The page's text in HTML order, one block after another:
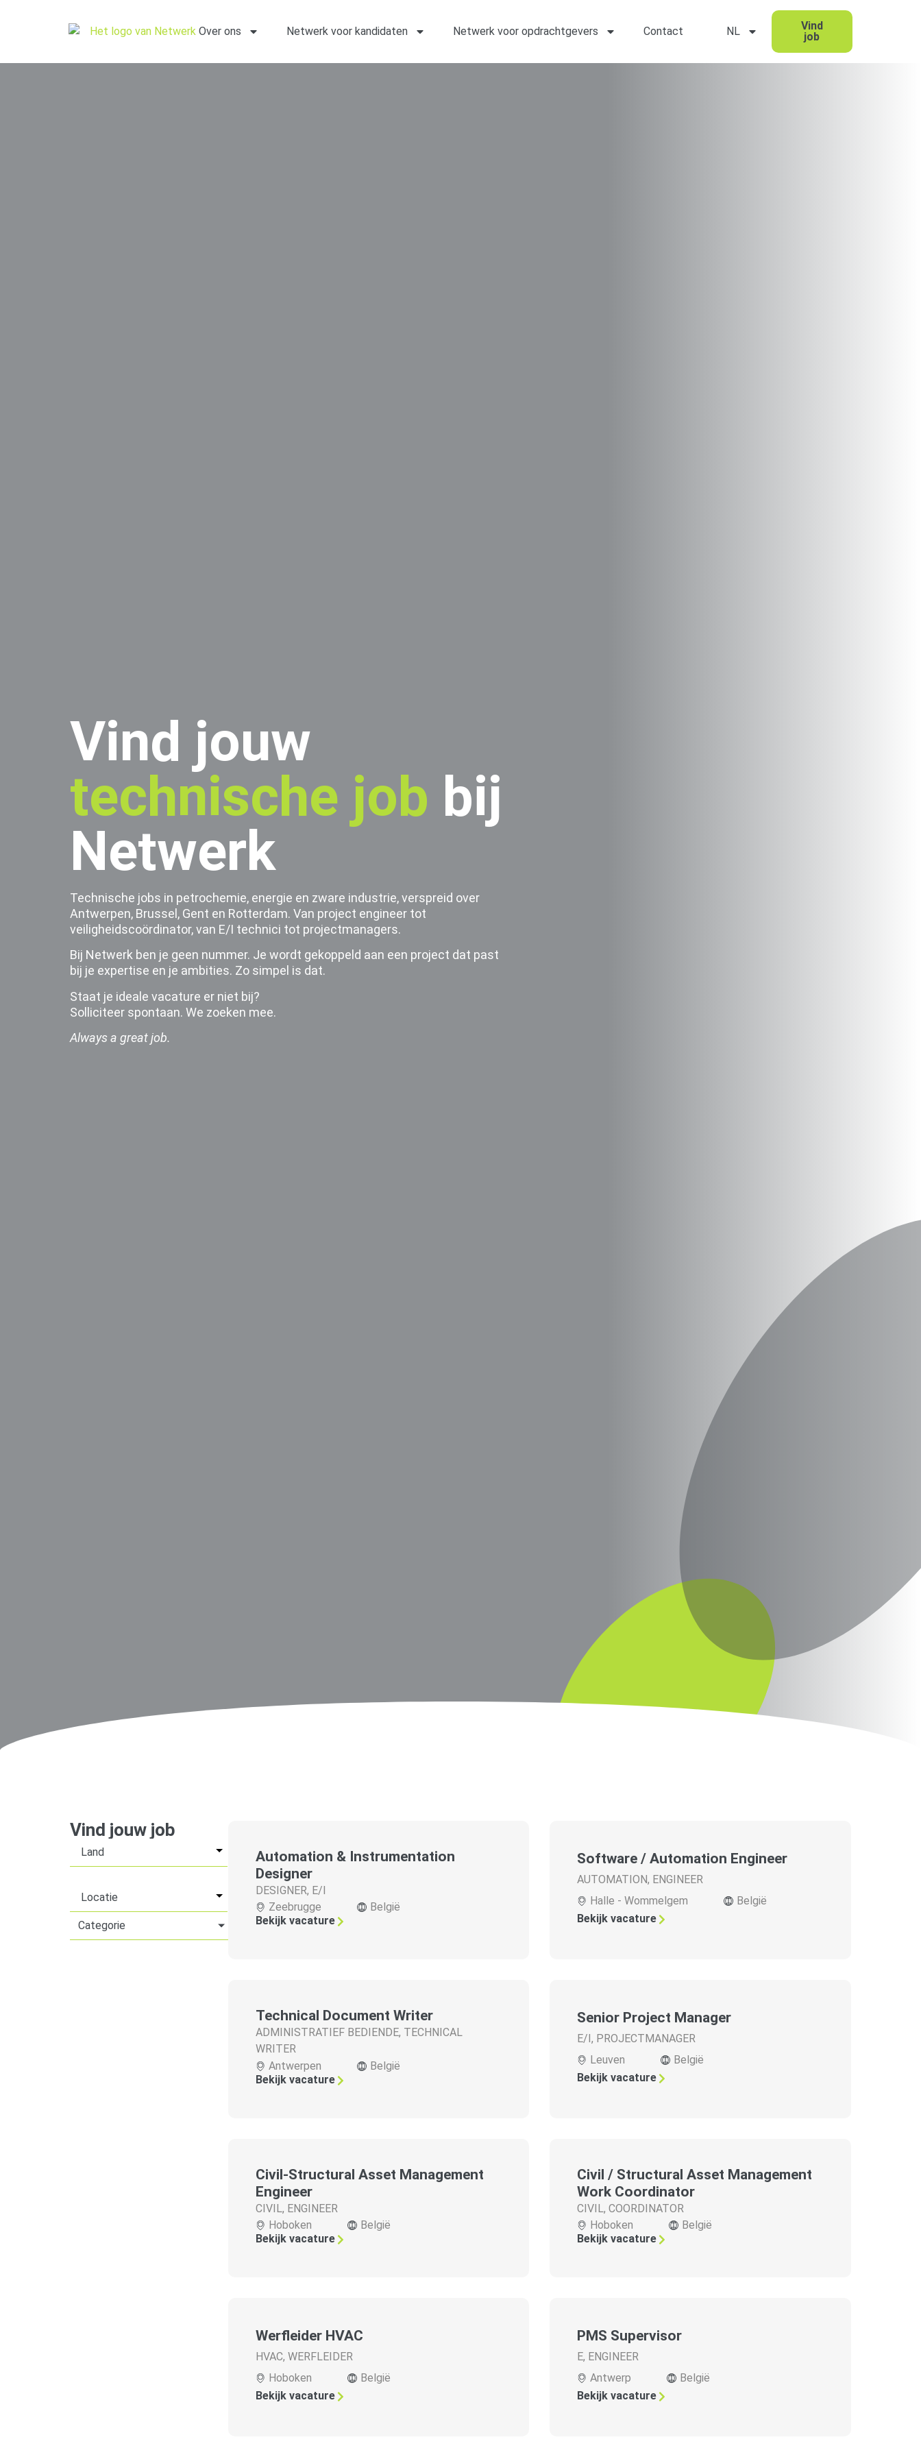
Over ons Netwerk voor kandidaten Netwerk voor opdrachtgevers Contact NL
Vind
job
Vind jouw
technische job bij
Netwerk
Technische jobs in petrochemie, energie en zware industrie, verspreid over
Antwerpen, Brussel, Gent en Rotterdam. Van project engineer tot
veiligheidscoördinator, van E/I technici tot projectmanagers.
Bij Netwerk ben je geen nummer. Je wordt gekoppeld aan een project dat past
bij je expertise en je ambities. Zo simpel is dat.
Staat je ideale vacature er niet bij?
Solliciteer spontaan. We zoeken mee.
Always a great job.
Vind jouw job
Categorie
Automation & Instrumentation
Designer
DESIGNER, E/I
Zeebrugge
België
Bekijk vacature
Software / Automation Engineer
AUTOMATION, ENGINEER
Halle - Wommelgem
België
Bekijk vacature
Technical Document Writer
ADMINISTRATIEF BEDIENDE, TECHNICAL
WRITER
Antwerpen
België
Bekijk vacature
Senior Project Manager
E/I, PROJECTMANAGER
Leuven
België
Bekijk vacature
Civil-Structural Asset Management
Engineer
CIVIL, ENGINEER
Hoboken
België
Bekijk vacature
Civil / Structural Asset Management
Work Coordinator
CIVIL,COORDINATOR
Hoboken
België
Bekijk vacature
Werfleider HVAC
HVAC, WERFLEIDER
Hoboken
België
Bekijk vacature
PMS Supervisor
E, ENGINEER
Antwerp
België
Bekijk vacature